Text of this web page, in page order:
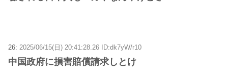
26: 2025/06/15(日) 20:41:28.26 ID:dk7yW/r10
中国政府に損害賠償請求しとけ